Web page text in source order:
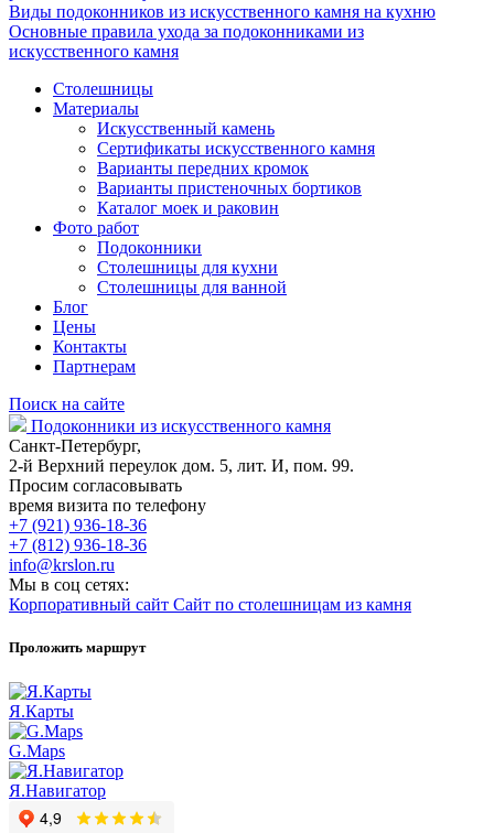
Виды подоконников из искусственного камня на кухню
Основные правила ухода за подоконниками из
искусственного камня
Столешницы
Материалы
Искусственный камень
Сертификаты искусственного камня
Варианты передних кромок
Варианты пристеночных бортиков
Каталог моек и раковин
Фото работ
Подоконники
Столешницы для кухни
Столешницы для ванной
Блог
Цены
Контакты
Партнерам
Поиск на сайте
Подоконники из искусственного камня
Санкт-Петербург,
2-й Верхний переулок дом. 5, лит. И, пом. 99.
Просим согласовывать
время визита по телефону
+7 (921) 936-18-36
+7 (812) 936-18-36
info@krslon.ru
Мы в соц сетях:
Корпоративный сайт Сайт по столешницам из камня
Проложить маршрут
Я.Карты
G.Maps
Я.Навигатор